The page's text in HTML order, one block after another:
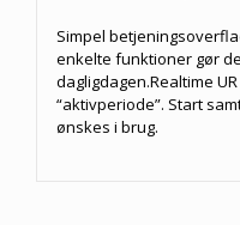
Simpel
enkelte funktioner gør
dagligdagen.Realtime
“aktivperiode”. Start
ønskes i brug.